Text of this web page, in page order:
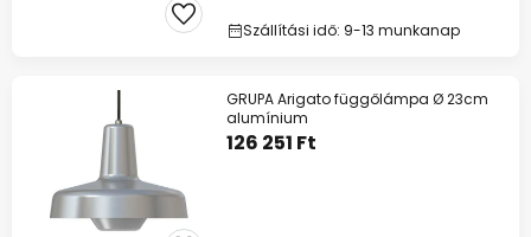
Szállítási idő: 9-13 munkanap
GRUPA Arigato függőlámpa Ø 23cm
alumínium
126 251 Ft